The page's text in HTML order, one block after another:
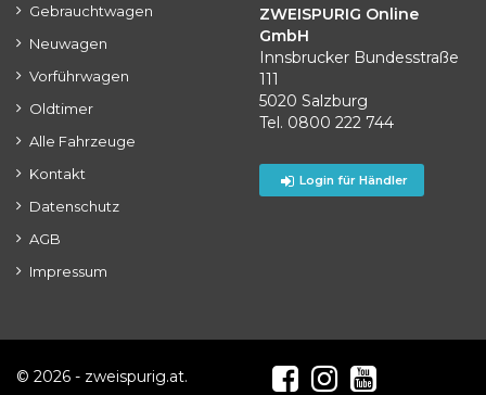
Gebrauchtwagen
Neuwagen
Vorführwagen
Oldtimer
Alle Fahrzeuge
Kontakt
Datenschutz
AGB
Impressum
ZWEISPURIG Online
GmbH
Innsbrucker Bundesstraße
111
5020 Salzburg
Tel. 0800 222 744
Login für Händler
© 2026 - zweispurig.at.